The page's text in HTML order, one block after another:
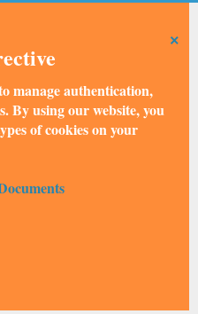
×
manage authentication,
By using our website, you
of cookies on your